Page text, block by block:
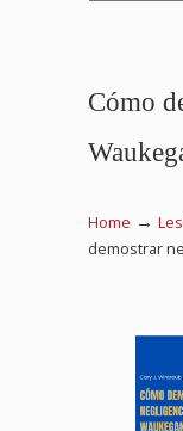
Cómo
Home →
demostrar